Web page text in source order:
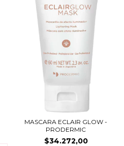
MASCARA ECLAIR GLOW -
PRODERMIC
$34.272,00